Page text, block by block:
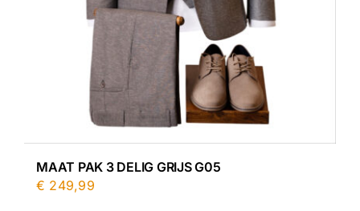
MAAT PAK 3 DELIG GRIJS G05
€ 249,99